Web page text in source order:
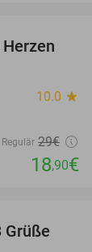
35%
10.0 star
Regulär 29€
18,90€
37%
Grüße